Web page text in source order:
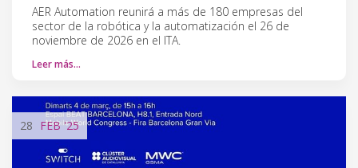
AER Automation reunirá a más de 180 empresas del
sector de la robótica y la automatización el 26 de
noviembre de 2026 en el ITA.
Leer más…
28 FEB'25